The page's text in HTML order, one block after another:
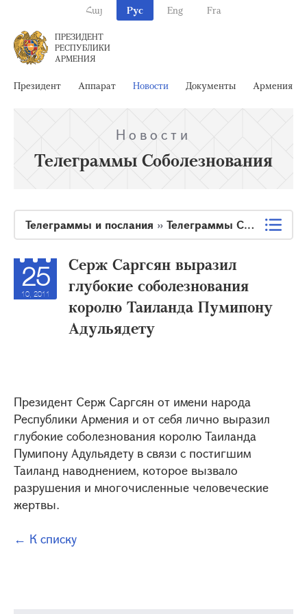
Հայ Рус Eng Fra
ПРЕЗИДЕНТ
РЕСПУБЛИКИ
АРМЕНИЯ
Президент Аппарат Новости Документы Армения
Новости
Телеграммы Соболезнования
Телеграммы и послания » Телеграммы Соболезнования
25
10, 2011
Серж Саргсян выразил
глубокие соболезнования
королю Таиланда Пумипону
Адульядету
Президент Серж Саргсян от имени народа
Республики Армения и от себя лично выразил
глубокие соболезнования королю Таиланда
Пумипону Адульядету в связи с постигшим
Таиланд наводнением, которое вызвало
разрушения и многочисленные человеческие
жертвы.
← К списку